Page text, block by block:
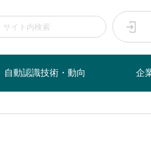
自動認識技術・動向 企